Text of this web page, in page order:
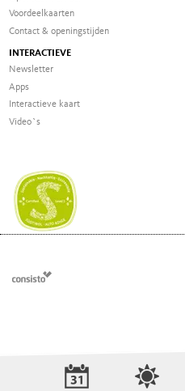
Voordeelkaarten
Contact & openingstijden
INTERACTIEVE
Newsletter
Apps
Interactieve kaart
Video`s